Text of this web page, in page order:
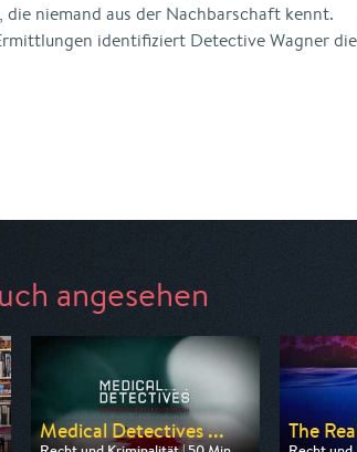
niemand aus der Nachbarschaft kennt.
identifiziert Detective Wagner die
angesehen
Medical Detectives ... The